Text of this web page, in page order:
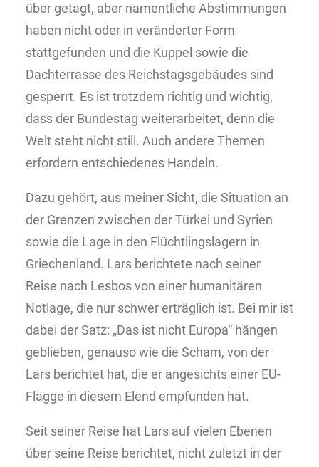
über getagt, aber namentliche Abstimmungen
haben nicht oder in veränderter Form
stattgefunden und die Kuppel sowie die
Dachterrasse des Reichstagsgebäudes sind
gesperrt. Es ist trotzdem richtig und wichtig,
dass der Bundestag weiterarbeitet, denn die
Welt steht nicht still. Auch andere Themen
erfordern entschiedenes Handeln.
Dazu gehört, aus meiner Sicht, die Situation an
der Grenzen zwischen der Türkei und Syrien
sowie die Lage in den Flüchtlingslagern in
Griechenland. Lars berichtete nach seiner
Reise nach Lesbos von einer humanitären
Notlage, die nur schwer erträglich ist. Bei mir ist
dabei der Satz: „Das ist nicht Europa“ hängen
geblieben, genauso wie die Scham, von der
Lars berichtet hat, die er angesichts einer EU-
Flagge in diesem Elend empfunden hat.
Seit seiner Reise hat Lars auf vielen Ebenen
über seine Reise berichtet, nicht zuletzt in der